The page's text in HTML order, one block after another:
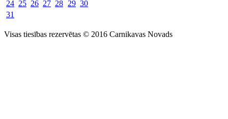
24 25 26 27 28 29 30
31
Visas tiesības rezervētas © 2016 Carnikavas Novads